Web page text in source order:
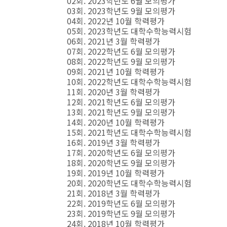
03회. 2023학년도 9월 모의평가
04회. 2022년 10월 학력평가
05회. 2023학년도 대학수학능력시험
06회. 2021년 3월 학력평가
07회. 2022학년도 6월 모의평가
08회. 2022학년도 9월 모의평가
09회. 2021년 10월 학력평가
10회. 2022학년도 대학수학능력시험
11회. 2020년 3월 학력평가
12회. 2021학년도 6월 모의평가
13회. 2021학년도 9월 모의평가
14회. 2020년 10월 학력평가
15회. 2021학년도 대학수학능력시험
16회. 2019년 3월 학력평가
17회. 2020학년도 6월 모의평가
18회. 2020학년도 9월 모의평가
19회. 2019년 10월 학력평가
20회. 2020학년도 대학수학능력시험
21회. 2018년 3월 학력평가
22회. 2019학년도 6월 모의평가
23회. 2019학년도 9월 모의평가
24회. 2018년 10월 학력평가